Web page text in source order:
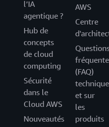
l’IA
agentique ?
Hub de
concepts
de cloud
computing
Sécurité
dans le
Cloud AWS
Nouveautés
AWS
Centre
(FAQ)
et sur
les
produits